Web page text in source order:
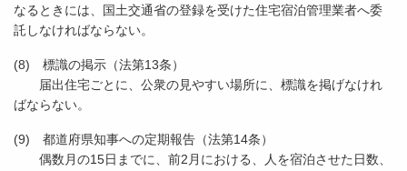
なるときには、国土交通省の登録を受けた住宅宿泊管理業者へ委
託しなければならない。
(8) 標識の掲示（法第13条）
届出住宅ごとに、公衆の見やすい場所に、標識を掲げなけれ
ばならない。
(9) 都道府県知事への定期報告（法第14条）
偶数月の15日までに、前2月における、人を宿泊させた日数、